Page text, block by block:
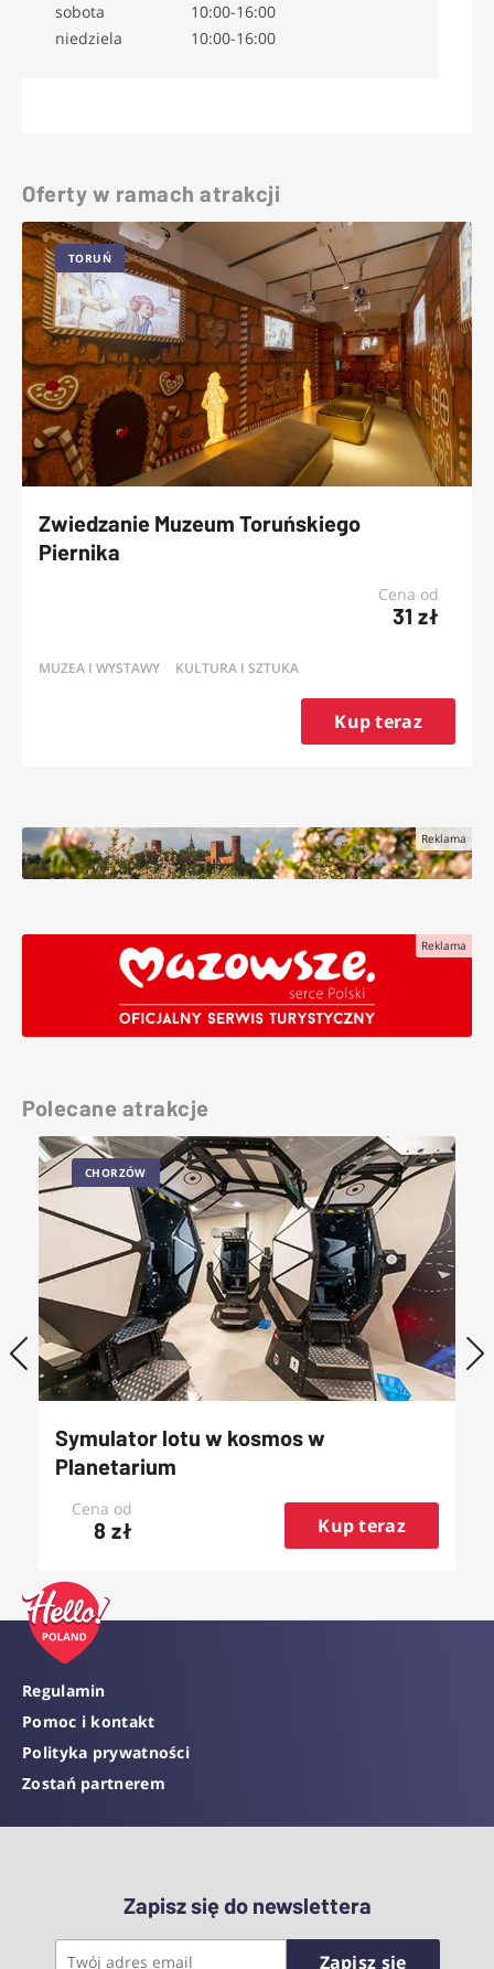
sobota
10:00-16:00
niedziela
10:00-16:00
Oferty w ramach atrakcji
TORUŃ
Zwiedzanie Muzeum Toruńskiego
Piernika
Cena od
31 zł
MUZEA I WYSTAWY KULTURA I SZTUKA
Kup teraz
Reklama
Reklama
Polecane atrakcje
CHORZÓW
Symulator lotu w kosmos w
Planetarium
Cena od
8 zł Kup teraz
Regulamin
Pomoc i kontakt
Polityka prywatności
Zostań partnerem
Zapisz się do newslettera
Zapisz się